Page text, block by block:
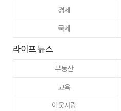
경제
국제
라이프 뉴스
부동산
교육
이웃사랑